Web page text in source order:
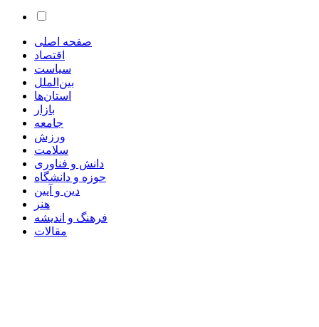
صفحه اصلی
اقتصاد
سیاست
بین‌الملل
استان‌ها
بازار
جامعه
ورزش
سلامت
دانش و فناوری
حوزه و دانشگاه
دین و آیین
هنر
فرهنگ و اندیشه
مقالات